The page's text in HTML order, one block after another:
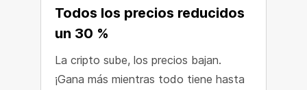
Todos los precios reducidos
un 30 %
La cripto sube, los precios bajan.
¡Gana más mientras todo tiene hasta